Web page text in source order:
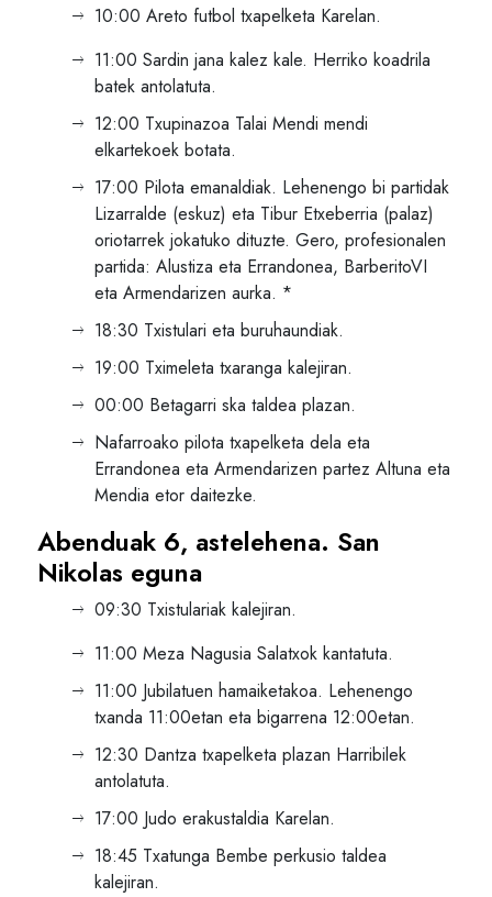
10:00 Areto futbol txapelketa Karelan.
11:00 Sardin jana kalez kale. Herriko koadrila
batek antolatuta.
12:00 Txupinazoa Talai Mendi mendi
elkartekoek botata.
17:00 Pilota emanaldiak. Lehenengo bi partidak
Lizarralde (eskuz) eta Tibur Etxeberria (palaz)
oriotarrek jokatuko dituzte. Gero, profesionalen
partida: Alustiza eta Errandonea, BarberitoVI
eta Armendarizen aurka. *
18:30 Txistulari eta buruhaundiak.
19:00 Tximeleta txaranga kalejiran.
00:00 Betagarri ska taldea plazan.
Nafarroako pilota txapelketa dela eta
Errandonea eta Armendarizen partez Altuna eta
Mendia etor daitezke.
Abenduak 6, astelehena. San
Nikolas eguna
09:30 Txistulariak kalejiran.
11:00 Meza Nagusia Salatxok kantatuta.
11:00 Jubilatuen hamaiketakoa. Lehenengo
txanda 11:00etan eta bigarrena 12:00etan.
12:30 Dantza txapelketa plazan Harribilek
antolatuta.
17:00 Judo erakustaldia Karelan.
18:45 Txatunga Bembe perkusio taldea
kalejiran.